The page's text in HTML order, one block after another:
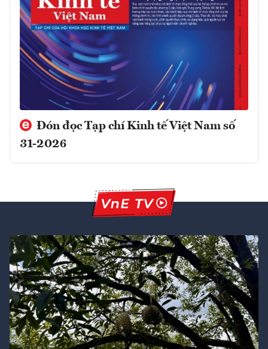
Đón đọc Tạp chí Kinh tế Việt Nam số
31-2026